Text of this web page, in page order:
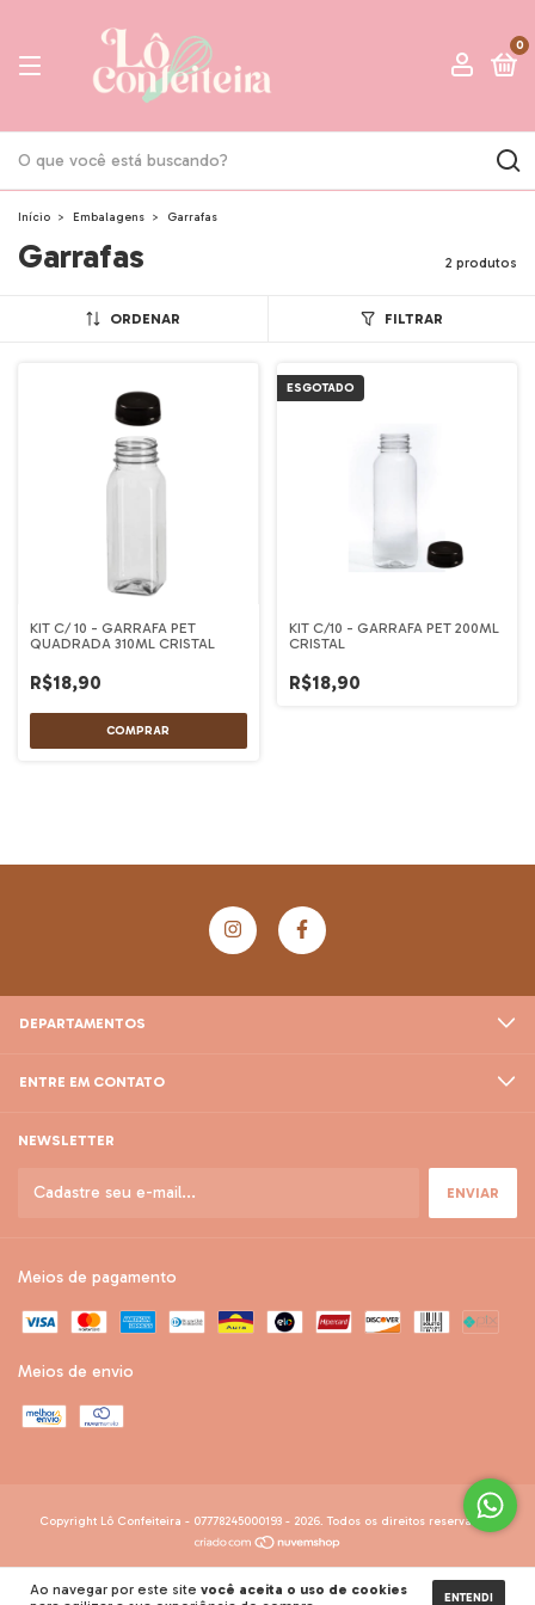
0
Ao navegar por este site você aceita o uso de cookies
ENTENDI
Início > Embalagens > Garrafas
Garrafas 2 produtos
ORDENAR FILTRAR
KIT C/ 10 - GARRAFA PET
QUADRADA 310ML CRISTAL
R$18,90
ESGOTADO
KIT C/10 - GARRAFA PET 200ML
CRISTAL
R$18,90
DEPARTAMENTOS
ENTRE EM CONTATO
NEWSLETTER
Meios de pagamento
Meios de envio
Copyright Lô Confeiteira - 07778245000193 - 2026. Todos os direitos reservados.